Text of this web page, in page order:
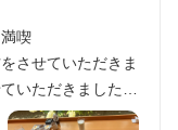
喫
させていただきま
いただきました
にはぴったりで、